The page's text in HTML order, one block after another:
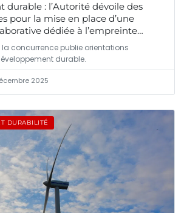
durable : l’Autorité dévoile des
pour la mise en place d’une
dédiée à l’empreinte
dans la grande
la concurrence publie orientations
durable.
2025
DURABILITÉ